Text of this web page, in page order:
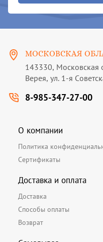
МОСКОВСКАЯ
143330, Московская
Верея, ул. 1-я
8-985-347-27-00
О компании
Политика
Сертификаты
Доставка и оплата
Доставка
Способы оплаты
Возврат